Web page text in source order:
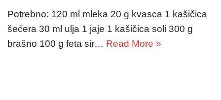
Potrebno: 120 ml mleka 20 g kvasca 1 kašičica
šećera 30 ml ulja 1 jaje 1 kašičica soli 300 g
brašno 100 g feta sir… Read More »